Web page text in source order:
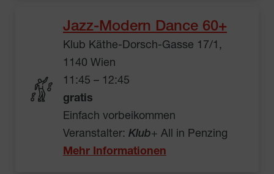
Jazz-Modern Dance 60+
Klub Käthe-Dorsch-Gasse 17/1,
1140 Wien
11:45 – 12:45
gratis
Einfach vorbeikommen
Veranstalter: Klub+ All in Penzing
Mehr Informationen